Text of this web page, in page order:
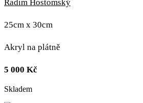
Radim Hostomský
25cm x 30cm
Akryl na plátně
5 000 Kč
Skladem